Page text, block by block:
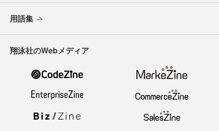
用語集
翔泳社のWebメディア